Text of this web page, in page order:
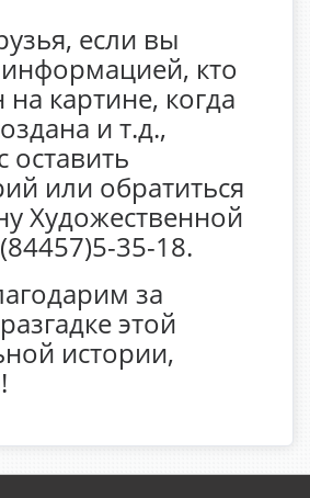
если вы
кто
картине, когда
и т.д.,
оставить
или обратиться
Художественной
35-18.
за
этой
истории,